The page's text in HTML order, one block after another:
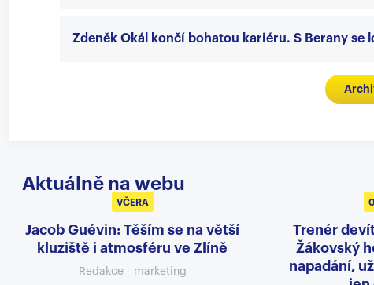
Zdeněk Okál končí bohatou kariéru. S Berany se
Aktuálně na webu
VČERA
Jacob Guévin: Těším se na větší
kluziště i atmosféru ve Zlíně
Redakce - marketing
Trenér
Žákovský
napadání,